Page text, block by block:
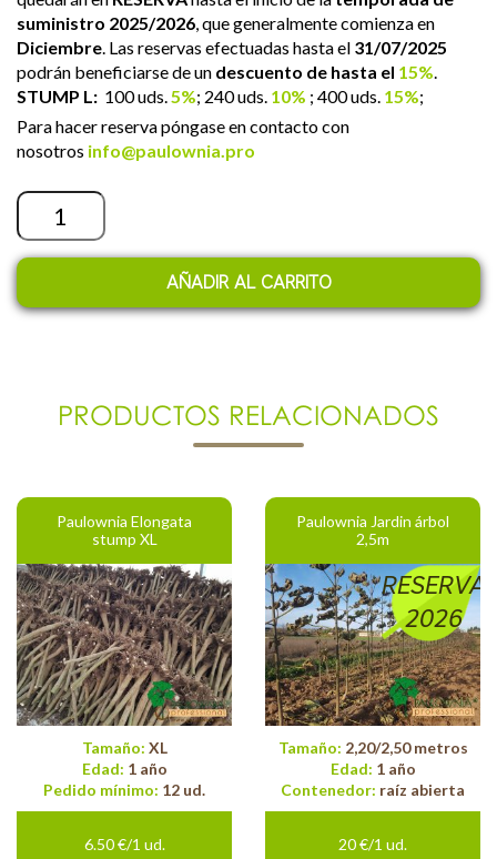
suministro 2025/2026, que generalmente comienza en
Diciembre. Las reservas efectuadas hasta el 31/07/2025
podrán beneficiarse de un descuento de hasta el 15%.
STUMP L: 100 uds.5%; 240 uds. 10% ; 400 uds. 15%;
Para hacer reserva póngase en contacto con
nosotros info@paulownia.pro
Cantidad
AÑADIR AL CARRITO
PRODUCTOS RELACIONADOS
Paulownia Elongata
stump XL
Tamaño: XL
Edad: 1 año
Pedido mínimo: 12 ud.
6.50 €/1 ud.
Paulownia Jardin árbol
2,5m
RESERVA
2026
Tamaño: 2,20/2,50 metros
Edad: 1 año
Contenedor: raíz abierta
20 €/1 ud.